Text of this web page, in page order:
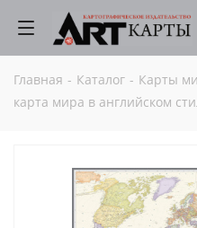
Главная - Каталог - Карты
карта мира в английском